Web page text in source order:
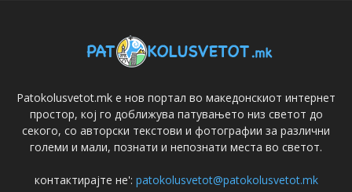
Patokolusvetot.mk е нов портал во македонскиот интернет
простор, кој го доближува патувањето низ светот до
секого, со авторски текстови и фотографии за различни
големи и мали, познати и непознати места во светот.
контактирајте не': patokolusvetot@patokolusvetot.mk